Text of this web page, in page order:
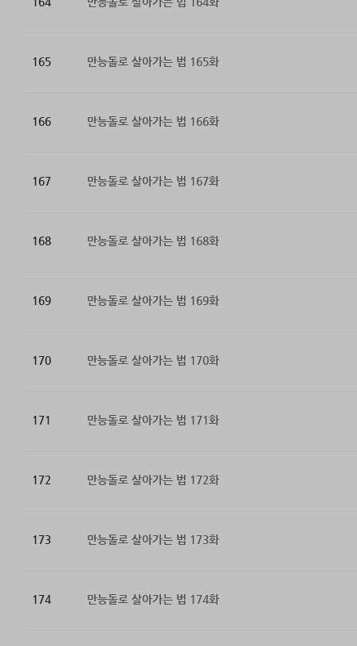
165 만능돌로 살아가는 법 165화
166 만능돌로 살아가는 법 166화
167 만능돌로 살아가는 법 167화
168 만능돌로 살아가는 법 168화
169 만능돌로 살아가는 법 169화
170 만능돌로 살아가는 법 170화
171 만능돌로 살아가는 법 171화
172 만능돌로 살아가는 법 172화
173 만능돌로 살아가는 법 173화
174 만능돌로 살아가는 법 174화